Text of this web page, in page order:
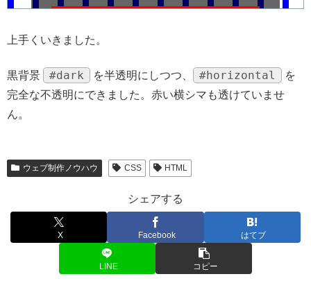
上手くいきました。
黒背景 #dark を半透明にしつつ、 #horizontal
を
完全な不透明にできました。赤い横シマも透けていませ
ん。
ウェブ制作ノウハウ CSS HTML
シェアする
X Facebook はてブ
LINE コピー